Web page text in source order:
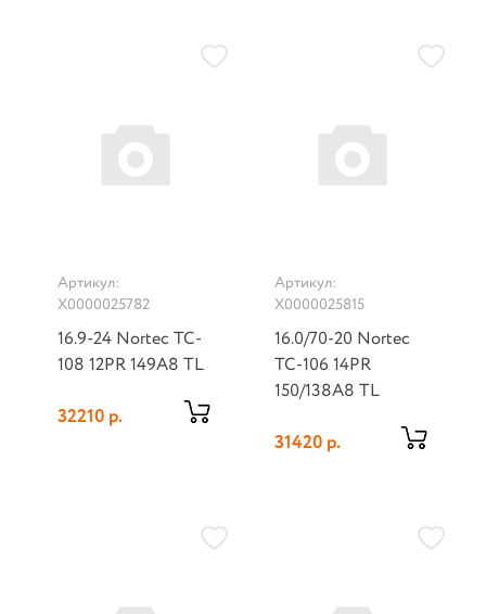
Артикул:
Х0000025782
16.9-24 Nortec TC-
108 12PR 149A8 TL
32210 р.
Артикул:
Х0000025815
16.0/70-20 Nortec
TC-106 14PR
150/138A8 TL
31420 р.